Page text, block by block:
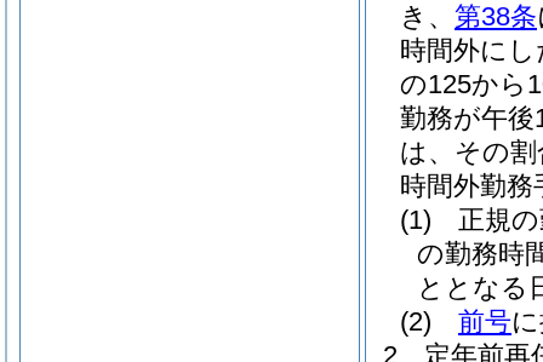
き、 第38条
時間外に
の125から
勤務が午
は、その
時間外勤
(1)
正規
の勤務時
ととなる
(2)
前号
2
定年前再